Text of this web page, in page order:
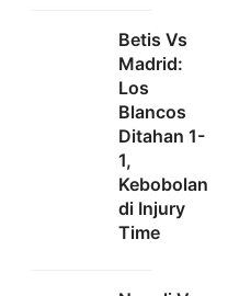
Betis Vs
Madrid:
Los
Blancos
Ditahan 1-
1,
Kebobolan
di Injury
Time